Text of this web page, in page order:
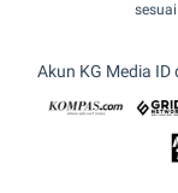
sesuai
Akun KG Media